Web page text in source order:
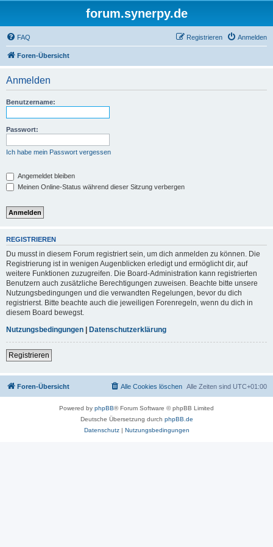
forum.synerpy.de
FAQ Anmelden
Registrieren
Foren-Übersicht
Anmelden
Benutzername:
Passwort:
Ich habe mein Passwort vergessen
Angemeldet bleiben
Meinen Online-Status während dieser Sitzung verbergen
REGISTRIEREN
Du musst in diesem Forum registriert sein, um dich anmelden zu können. Die
Registrierung ist in wenigen Augenblicken erledigt und ermöglicht dir, auf
weitere Funktionen zuzugreifen. Die Board-Administration kann registrierten
Benutzern auch zusätzliche Berechtigungen zuweisen. Beachte bitte unsere
Nutzungsbedingungen und die verwandten Regelungen, bevor du dich
registrierst. Bitte beachte auch die jeweiligen Forenregeln, wenn du dich in
diesem Board bewegst.
Nutzungsbedingungen | Datenschutzerklärung
Registrieren
Foren-Übersicht Alle Zeiten sind UTC+01:00
Alle Cookies löschen
Powered by phpBB® Forum Software © phpBB Limited
Deutsche Übersetzung durch phpBB.de
Datenschutz| Nutzungsbedingungen